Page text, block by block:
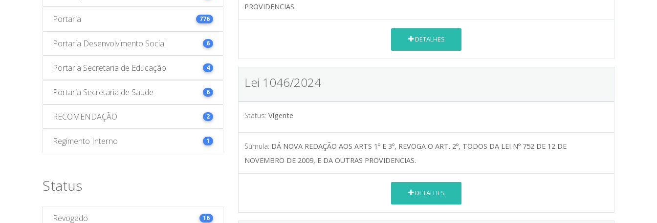
Portaria 776
Portaria Desenvolvimento Social 6
Portaria Secretaria de Educação 4
Portaria Secretaria de Saude 6
RECOMENDAÇÃO 2
Regimento Interno 1
Status
Revogado 16
PROVIDENCIAS.
DETALHES
Lei 1046/2024
Status: Vigente
Súmula: DÁ NOVA REDAÇÃO AOS ARTS 1º E 3º, REVOGA O ART. 2º, TODOS DA LEI Nº 752 DE 12 DE
NOVEMBRO DE 2009, E DA OUTRAS PROVIDENCIAS.
DETALHES